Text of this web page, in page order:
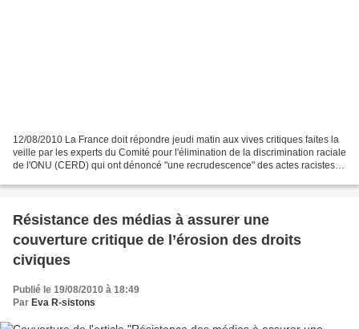
12/08/2010 La France doit répondre jeudi matin aux vives critiques faites la
veille par les experts du Comité pour l'élimination de la discrimination raciale
de l'ONU (CERD) qui ont dénoncé "une recrudescence" des actes racistes
Résistance des médias à assurer une
couverture critique de l’érosion des droits
civiques
Publié le 19/08/2010 à 18:49
Par Eva R-sistons